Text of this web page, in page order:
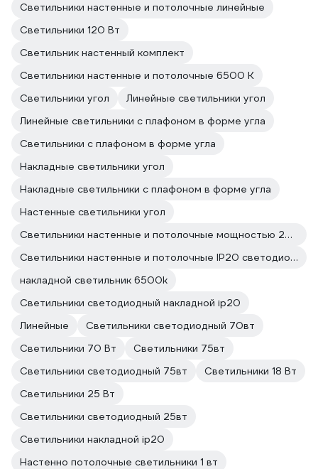
Светильники настенные и потолочные линейные
Светильники 120 Вт
Светильник настенный комплект
Светильники настенные и потолочные 6500 К
Светильники угол
Линейные светильники угол
Линейные светильники с плафоном в форме угла
Светильники с плафоном в форме угла
Накладные светильники угол
Накладные светильники с плафоном в форме угла
Настенные светильники угол
Светильники настенные и потолочные мощностью 20 Вт
Светильники настенные и потолочные IP20 светодиодные
накладной светильник 6500k
Светильники светодиодный накладной ip20
Линейные
Светильники светодиодный 70вт
Светильники 70 Вт
Светильники 75вт
Светильники светодиодный 75вт
Светильники 18 Вт
Светильники 25 Вт
Светильники светодиодный 25вт
Светильники накладной ip20
Настенно потолочные светильники 1 вт